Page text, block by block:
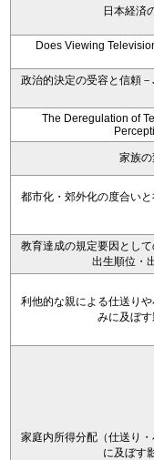
日本経済
Does Viewing
政治的決定の受容と信頼
The Deregulation of
家族
都市化・郊外化の度合い
教育達成の規定要因とし
出生順位・
利他的な親による仕送り
みに及ぼ
家庭内所得分配（仕送り
に及ぼす